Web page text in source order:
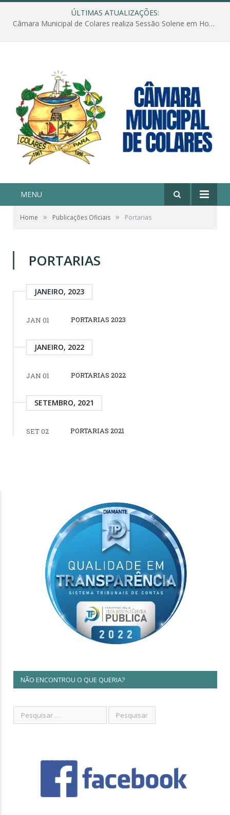
ÚLTIMAS ATUALIZAÇÕES:
Câmara Municipal de Colares realiza Sessão Solene em Homenagem ao Dia das Mães
MENU
Home » Publicações Oficiais » Portarias
PORTARIAS
JANEIRO, 2023
JAN 01 PORTARIAS 2023
JANEIRO, 2022
JAN 01 PORTARIAS 2022
SETEMBRO, 2021
SET 02 PORTARIAS 2021
NÃO ENCONTROU O QUE QUERIA?